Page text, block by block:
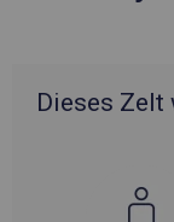
Dieses Zelt